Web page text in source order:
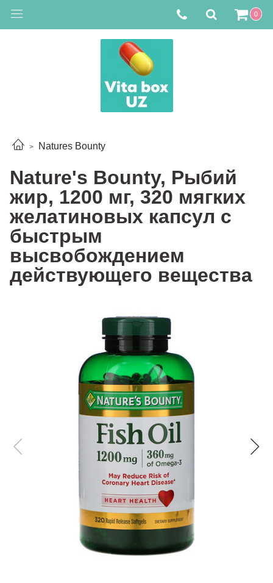
0
Natures Bounty
Nature's Bounty, Рыбий
жир, 1200 мг, 320 мягких
желатиновых капсул с
быстрым
высвобождением
действующего вещества